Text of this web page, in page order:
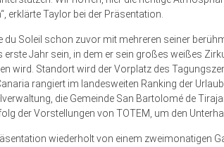
erklärte Taylor bei der Präsentation.
du Soleil schon zuvor mit mehreren seiner
erste Jahr sein, in dem er sein großes weißes
wird. Standort wird der Vorplatz des
rangiert im landesweiten Ranking der
die Gemeinde San Bartolomé de
der Vorstellungen von TOTEM, um den
wiederholt von einem zweimonatigen